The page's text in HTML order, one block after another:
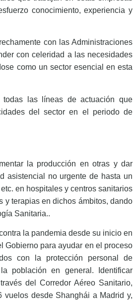
conocimiento, experiencia y
con las Administraciones
con celeridad a las necesidades
como un sector esencial en esta
todas las líneas de actuación que
del sector en el periodo de
la producción en otras y dar
asistencial no urgente de hasta un
en hospitales y centros sanitarios
y terapias en dichos ámbitos, dando
Sanitaria..
la pandemia desde su inicio en
Gobierno para ayudar en el proceso
con la protección personal de
población en general. Identificar
del Corredor Aéreo Sanitario,
vuelos desde Shanghái a Madrid y,